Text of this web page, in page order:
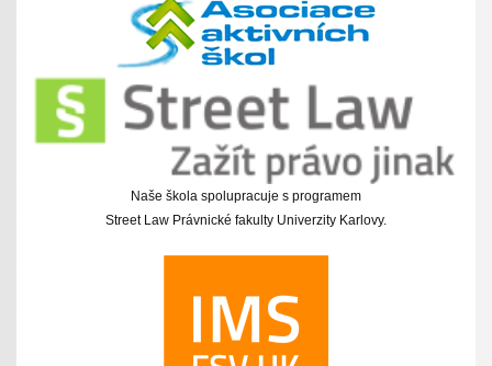
Naše škola spolupracuje s programem
Street Law Právnické fakulty Univerzity Karlovy.